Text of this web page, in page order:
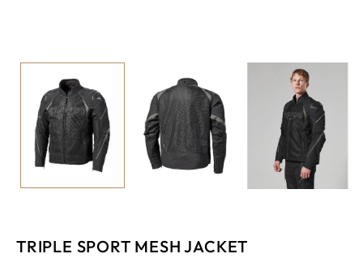
TRIPLE SPORT MESH JACKET